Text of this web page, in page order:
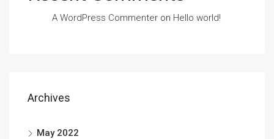
A WordPress Commenter on Hello world!
Archives
May 2022